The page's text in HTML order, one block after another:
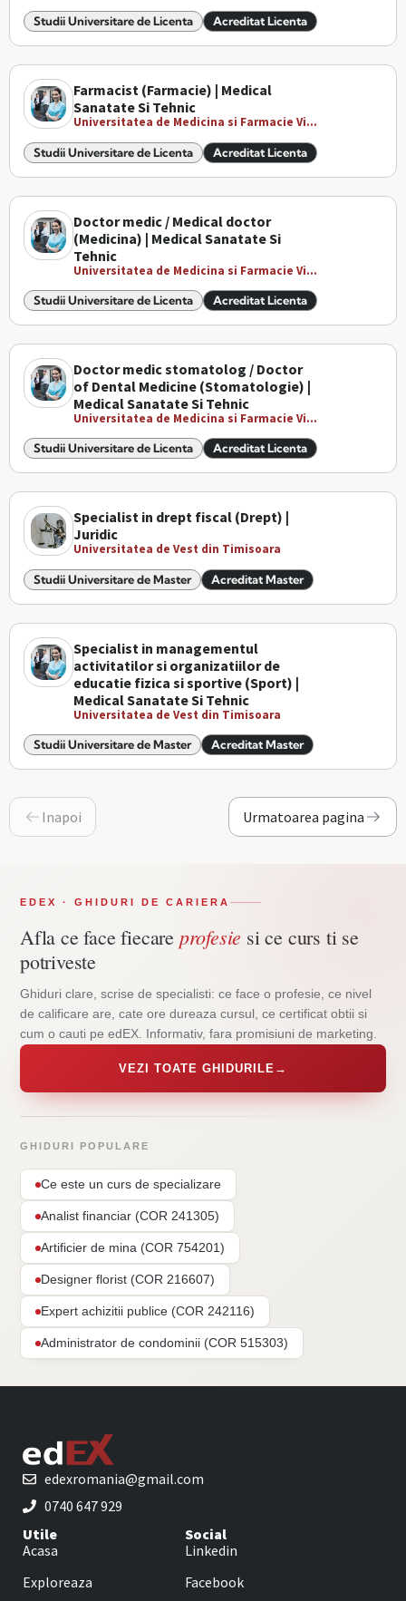
Studii Universitare de Licenta Acreditat Licenta
Farmacist (Farmacie) | Medical
Sanatate Si Tehnic
Universitatea de Medicina si Farmacie Vi...
Studii Universitare de Licenta Acreditat Licenta
Doctor medic / Medical doctor
(Medicina) | Medical Sanatate Si
Tehnic
Universitatea de Medicina si Farmacie Vi...
Studii Universitare de Licenta Acreditat Licenta
Doctor medic stomatolog / Doctor
of Dental Medicine (Stomatologie) |
Medical Sanatate Si Tehnic
Universitatea de Medicina si Farmacie Vi...
Studii Universitare de Licenta Acreditat Licenta
Specialist in drept fiscal (Drept) |
Juridic
Universitatea de Vest din Timisoara
Studii Universitare de Master Acreditat Master
Specialist in managementul
activitatilor si organizatiilor de
educatie fizica si sportive (Sport) |
Medical Sanatate Si Tehnic
Universitatea de Vest din Timisoara
Studii Universitare de Master Acreditat Master
Inapoi Urmatoarea pagina
EDEX · GHIDURI DE CARIERA
Afla ce face fiecare profesie si ce curs ti se
potriveste
Ghiduri clare, scrise de specialisti: ce face o profesie, ce nivel
de calificare are, cate ore dureaza cursul, ce certificat obtii si
cum o cauti pe edEX. Informativ, fara promisiuni de marketing.
VEZI TOATE GHIDURILE →
GHIDURI POPULARE
Ce este un curs de specializare
Analist financiar (COR 241305)
Artificier de mina (COR 754201)
Designer florist (COR 216607)
Expert achizitii publice (COR 242116)
Administrator de condominii (COR 515303)
edexromania@gmail.com
0740 647 929
Utile
Acasa
Exploreaza
Social
Linkedin
Facebook